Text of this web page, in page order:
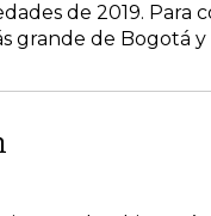
de 2019.
grande de Bogotá